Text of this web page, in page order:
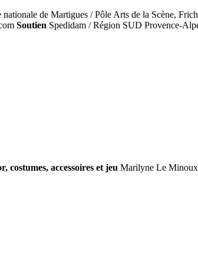
de Martigues / Pôle Arts de la Scène,
Soutien Spedidam / Région SUD Provence-
costumes, accessoires et jeu Marilyne Le Minoux